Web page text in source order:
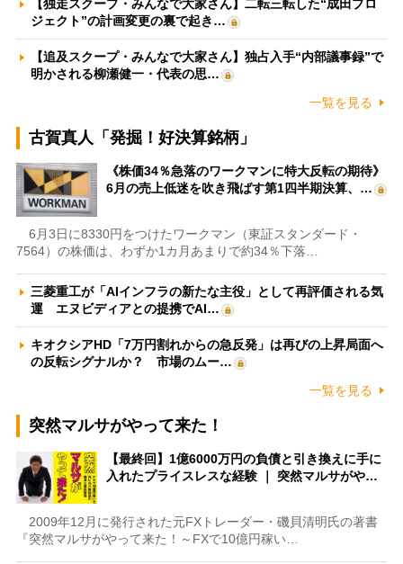
【独走スクープ・みんなで大家さん】二転三転した“成田プロ
ジェクト”の計画変更の裏で起き…
【追及スクープ・みんなで大家さん】独占入手“内部議事録”で
明かされる柳瀬健一・代表の思…
一覧を見る
古賀真人「発掘！好決算銘柄」
《株価34％急落のワークマンに特大反転の期待》
6月の売上低迷を吹き飛ばす第1四半期決算、…
6月3日に8330円をつけたワークマン（東証スタンダード・
7564）の株価は、わずか1カ月あまりで約34％下落…
三菱重工が「AIインフラの新たな主役」として再評価される気
運 エヌビディアとの提携でAI…
キオクシアHD「7万円割れからの急反発」は再びの上昇局面へ
の反転シグナルか？ 市場のムー…
一覧を見る
突然マルサがやって来た！
【最終回】1億6000万円の負債と引き換えに手に
入れたプライスレスな経験 ｜ 突然マルサがや…
2009年12月に発行された元FXトレーダー・磯貝清明氏の著書
『突然マルサがやって来た！～FXで10億円稼い…